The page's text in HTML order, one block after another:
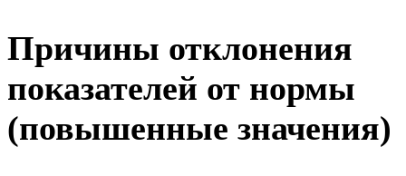
Причины отклонения
показателей от нормы
(повышенные значения)